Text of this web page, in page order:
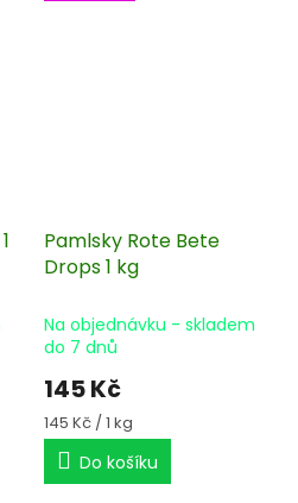
Pamlsky Rote Bete
Drops 1 kg
Na objednávku - skladem
do 7 dnů
145 Kč
Měrná
cena:
145 Kč / 1 kg
Do košíku